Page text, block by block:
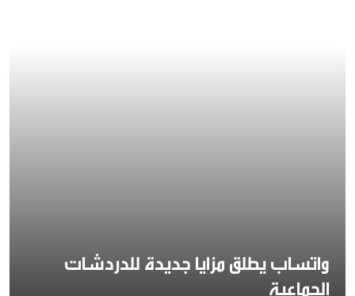
واتساب يطلق مزايا جديدة للدردشات
الجماعية